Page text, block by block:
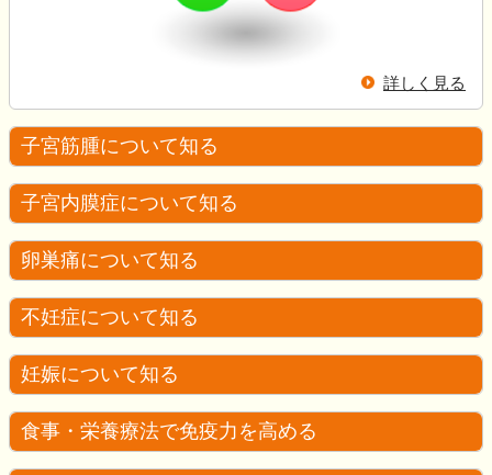
詳しく見る
子宮筋腫について知る
子宮内膜症について知る
卵巣痛について知る
不妊症について知る
妊娠について知る
食事・栄養療法で免疫力を高める